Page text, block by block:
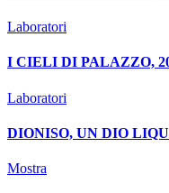
Laboratori
I CIELI DI PALAZZO,
Laboratori
DIONISO, UN DIO
Mostra